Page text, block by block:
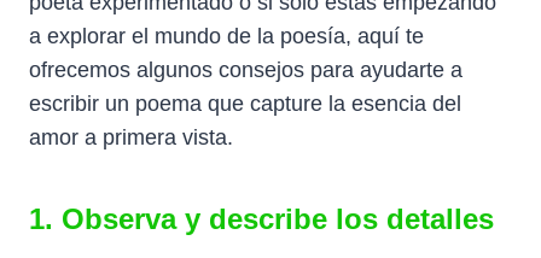
a explorar el mundo de la poesía, aquí te
ofrecemos algunos consejos para ayudarte a
escribir un poema que capture la esencia del
amor a primera vista.
1. Observa y describe los detalles